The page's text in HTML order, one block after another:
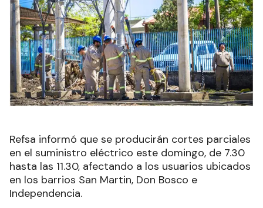
Refsa informó que se producirán cortes parciales
en el suministro eléctrico este domingo, de 7.30
hasta las 11.30, afectando a los usuarios ubicados
en los barrios San Martin, Don Bosco e
Independencia.